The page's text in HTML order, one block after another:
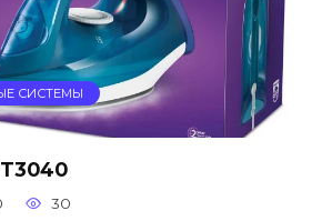
СИСТЕМЫ
30